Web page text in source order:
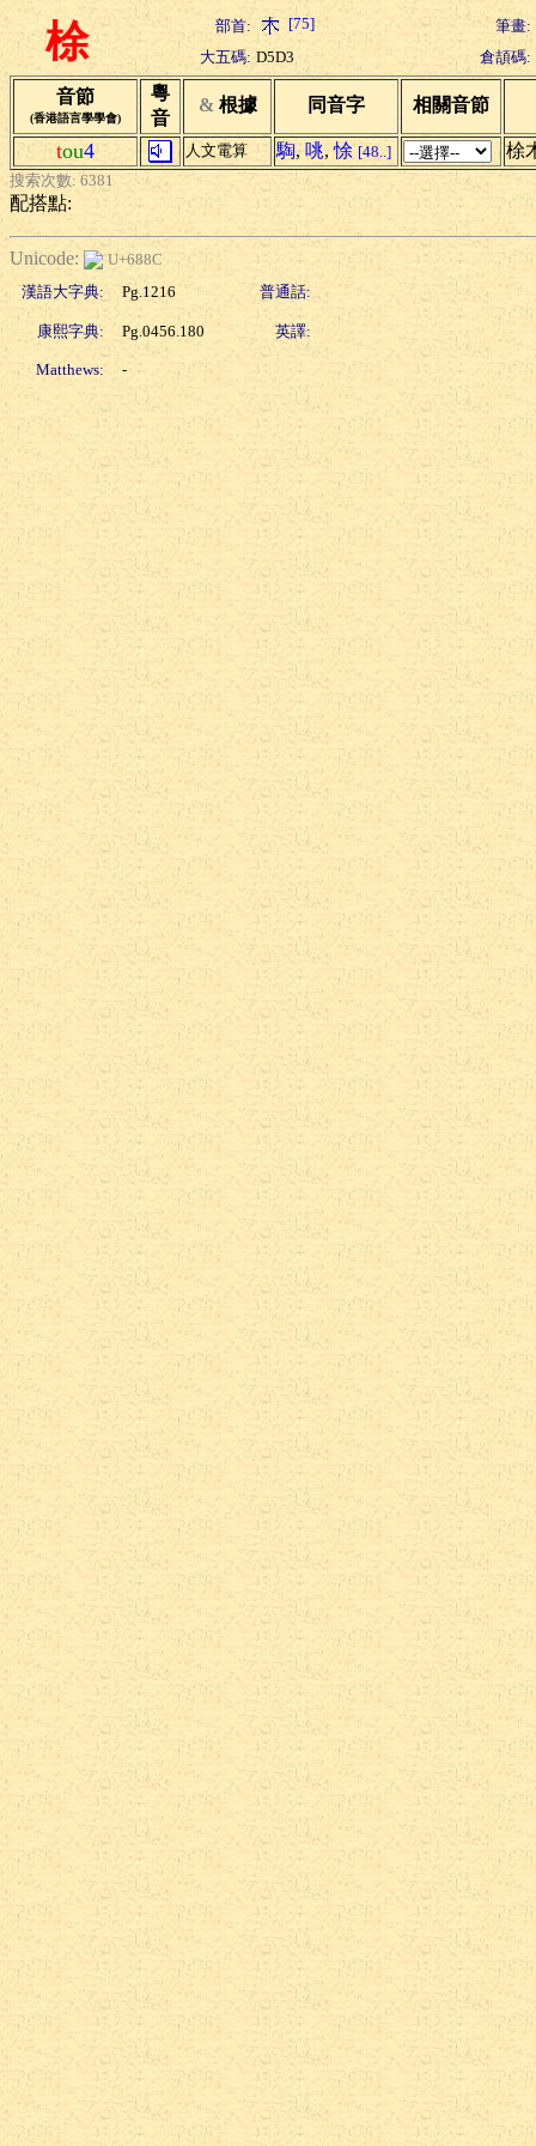
梌 部首: [75]
筆畫:
大五碼: D5D3 倉頡碼:
音節
(香港語言學學會)
粵
音
& 根據 同音字 相關音節
tou4 人文電算 騊, 咷,悇 [48..] 梌
搜索次數: 6381
配搭點:
Unicode:
U+688C
漢語大字典:
Pg.1216 普通話:
康熙字典: Pg.0456.180 英譯:
Matthews: -